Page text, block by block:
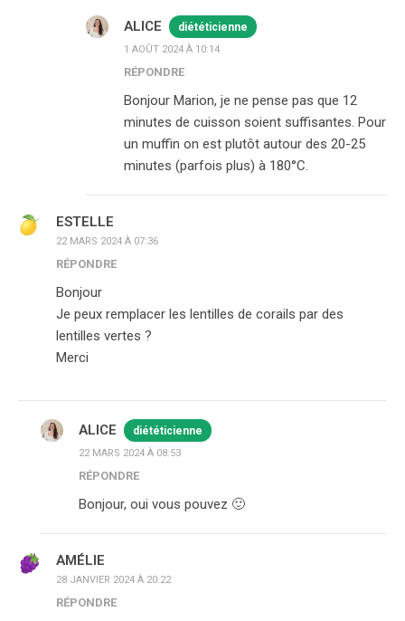
ALICE diététicienne
1 AOÛT 2024 À 10:14
RÉPONDRE
Bonjour Marion, je ne pense pas que 12
minutes de cuisson soient suffisantes. Pour
un muffin on est plutôt autour des 20-25
minutes (parfois plus) à 180°C.
ESTELLE
22 MARS 2024 À 07:36
RÉPONDRE
Bonjour
Je peux remplacer les lentilles de corails par des
lentilles vertes ?
Merci
ALICE diététicienne
22 MARS 2024 À 08:53
RÉPONDRE
Bonjour, oui vous pouvez 🙂
AMÉLIE
28 JANVIER 2024 À 20:22
RÉPONDRE